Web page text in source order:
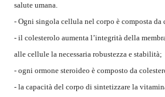
salute umana.
- Ogni singola cellula nel corpo è composta da
- il colesterolo aumenta l’integrità della
alle cellule la necessaria robustezza e stabilità;
- ogni ormone steroideo è composto da
- la capacità del corpo di sintetizzare la